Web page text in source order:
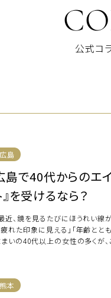
公式コ
広島
島で40代からのエ
』を受けるなら？
近、鏡を見るたびにほうれい線
れた印象に見える」「年齢と
いの40代以上の女性の多くが
熊本